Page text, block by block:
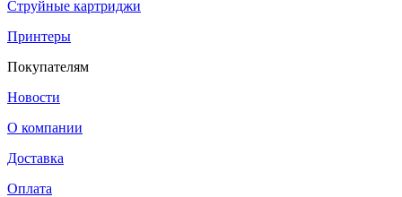
Струйные картриджи
Принтеры
Покупателям
Новости
О компании
Доставка
Оплата